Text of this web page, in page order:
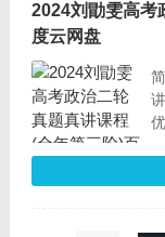
2024刘勖雯高考
度云网盘